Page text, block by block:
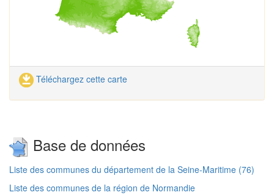
Téléchargez cette carte
Base de données
Liste des communes du département de la Seine-Maritime (76)
Liste des communes de la région de Normandie